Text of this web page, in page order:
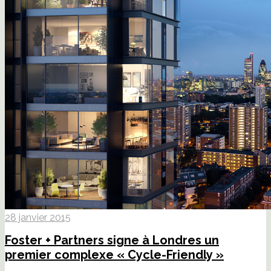
28 janvier 2015
Foster + Partners signe à Londres un
premier complexe « Cycle-Friendly »